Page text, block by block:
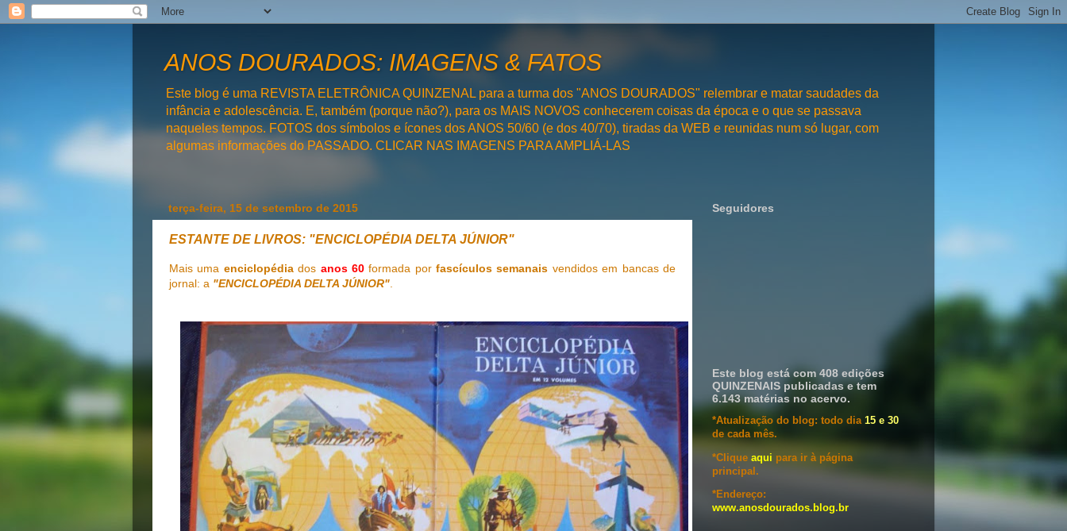
ANOS DOURADOS: IMAGENS & FATOS
Este blog é uma REVISTA ELETRÔNICA QUINZENAL para a turma dos "ANOS DOURADOS" relembrar e matar saudades da
infância e adolescência. E, também (porque não?), para os MAIS NOVOS conhecerem coisas da época e o que se passava
naqueles tempos. FOTOS dos símbolos e ícones dos ANOS 50/60 (e dos 40/70), tiradas da WEB e reunidas num só lugar, com
algumas informações do PASSADO. CLICAR NAS IMAGENS PARA AMPLIÁ-LAS
terça-feira, 15 de setembro de 2015
ESTANTE DE LIVROS: "ENCICLOPÉDIA DELTA JÚNIOR"
Mais uma enciclopédiados anos 60formada porfascículos semanais vendidos em bancas de
jornal: a "ENCICLOPÉDIA DELTA JÚNIOR".
Seguidores
Este blog está com 408 edições
QUINZENAIS publicadas e tem
6.143 matérias no acervo.
*Atualização do blog: todo dia 15 e 30
de cada mês.
*Clique aqui para ir à página
principal.
*Endereço:
www.anosdourados.blog.br